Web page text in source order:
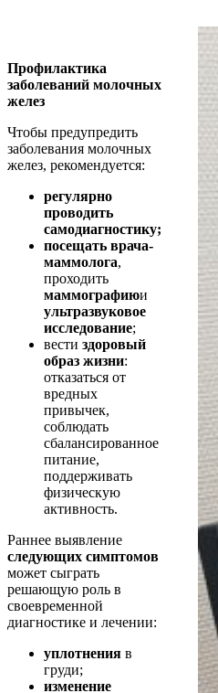
Профилактика
заболеваний молочных
желез
Чтобы предупредить
заболевания молочных
желез, рекомендуется:
регулярно
проводить
самодиагностику;
посещать врача-
маммолога,
проходить
маммографиюи
ультразвуковое
исследование;
вести здоровый
образ жизни:
отказаться от
вредных
привычек,
соблюдать
сбалансированное
питание,
поддерживать
физическую
активность.
Раннее выявление
следующих симптомов
может сыграть
решающую роль в
своевременной
диагностике и лечении:
уплотнения в
груди;
изменение